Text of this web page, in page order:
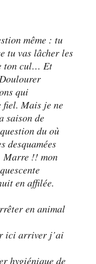
même : tu
tu vas lâcher les
ton cul… Et
qui
fiel. Mais je ne
saison de
du où
desquamées
Marre !! mon
en affilée.
en animal
ici arriver j’ai
hygiénique de